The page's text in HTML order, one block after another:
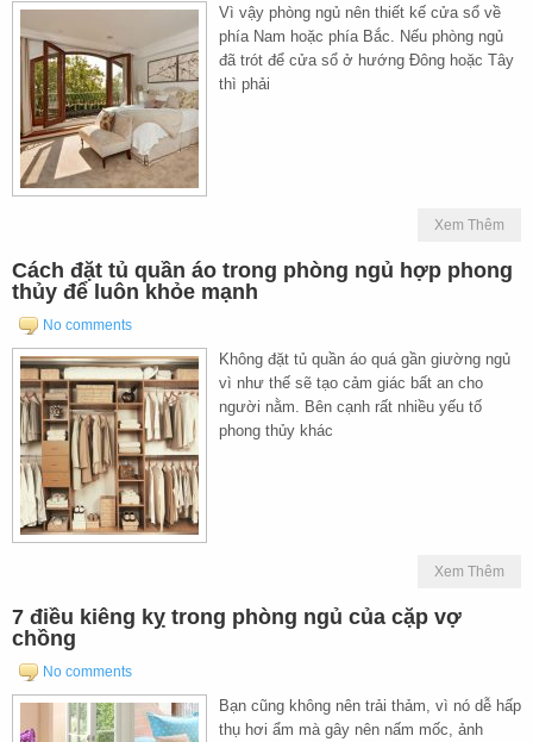
Vì vậy phòng ngủ nên thiết kế cửa sổ về
phía Nam hoặc phía Bắc. Nếu phòng ngủ
đã trót để cửa sổ ở hướng Đông hoặc Tây
thì phải
Xem Thêm
Cách đặt tủ quần áo trong phòng ngủ hợp phong
thủy để luôn khỏe mạnh
No comments
Không đặt tủ quần áo quá gần giường ngủ
vì như thế sẽ tạo cảm giác bất an cho
người nằm. Bên cạnh rất nhiều yếu tố
phong thủy khác
Xem Thêm
7 điều kiêng kỵ trong phòng ngủ của cặp vợ
chồng
No comments
Bạn cũng không nên trải thảm, vì nó dễ hấp
thụ hơi ẩm mà gây nên nấm mốc, ảnh